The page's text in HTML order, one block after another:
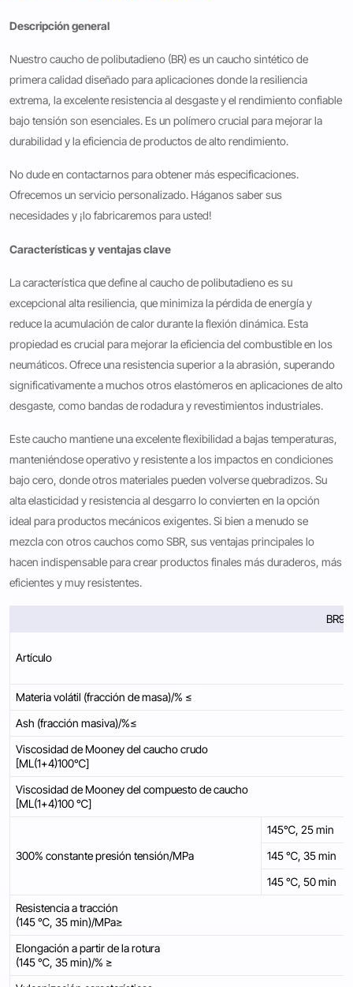
Descripción general
Nuestro caucho de polibutadieno (BR) es un caucho sintético de
primera calidad diseñado para aplicaciones donde la resiliencia
extrema, la excelente resistencia al desgaste y el rendimiento confiable
bajo tensión son esenciales. Es un polímero crucial para mejorar la
durabilidad y la eficiencia de productos de alto rendimiento.
No dude en contactarnos para obtener más especificaciones.
Ofrecemos un servicio personalizado. Háganos saber sus
necesidades y ¡lo fabricaremos para usted!
Características y ventajas clave
La característica que define al caucho de polibutadieno es su
excepcional alta resiliencia, que minimiza la pérdida de energía y
reduce la acumulación de calor durante la flexión dinámica. Esta
propiedad es crucial para mejorar la eficiencia del combustible en los
neumáticos. Ofrece una resistencia superior a la abrasión, superando
significativamente a muchos otros elastómeros en aplicaciones de alto
desgaste, como bandas de rodadura y revestimientos industriales.
Este caucho mantiene una excelente flexibilidad a bajas temperaturas,
manteniéndose operativo y resistente a los impactos en condiciones
bajo cero, donde otros materiales pueden volverse quebradizos. Su
alta elasticidad y resistencia al desgarro lo convierten en la opción
ideal para productos mecánicos exigentes. Si bien a menudo se
mezcla con otros cauchos como SBR, sus ventajas principales lo
hacen indispensable para crear productos finales más duraderos, más
eficientes y muy resistentes.
Artículo
Materia volátil (fracción de masa)/% ≤
Ash (fracción masiva)/%≤
Viscosidad de Mooney del caucho crudo
[ML(1+4)100℃]
Viscosidad de Mooney del compuesto de caucho
[ML(1+4)100 ℃]
300% constante presión tensión/MPa
145℃, 25 min
145 ℃, 35 min
145 ℃, 50 min
Resistencia a tracción
(145 ℃, 35 min)/MPa≥
Elongación a partir de la rotura
(145 ℃, 35 min)/% ≥